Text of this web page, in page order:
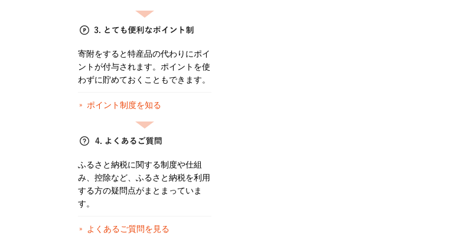
寄附をすると特産品の代わりにポイ
ントが付与されます。ポイントを使
わずに貯めておくこともできます。
ポイント制度を知る
ふるさと納税に関する制度や仕組
み、控除など、ふるさと納税を利用
する方の疑問点がまとまっていま
す。
よくあるご質問を見る